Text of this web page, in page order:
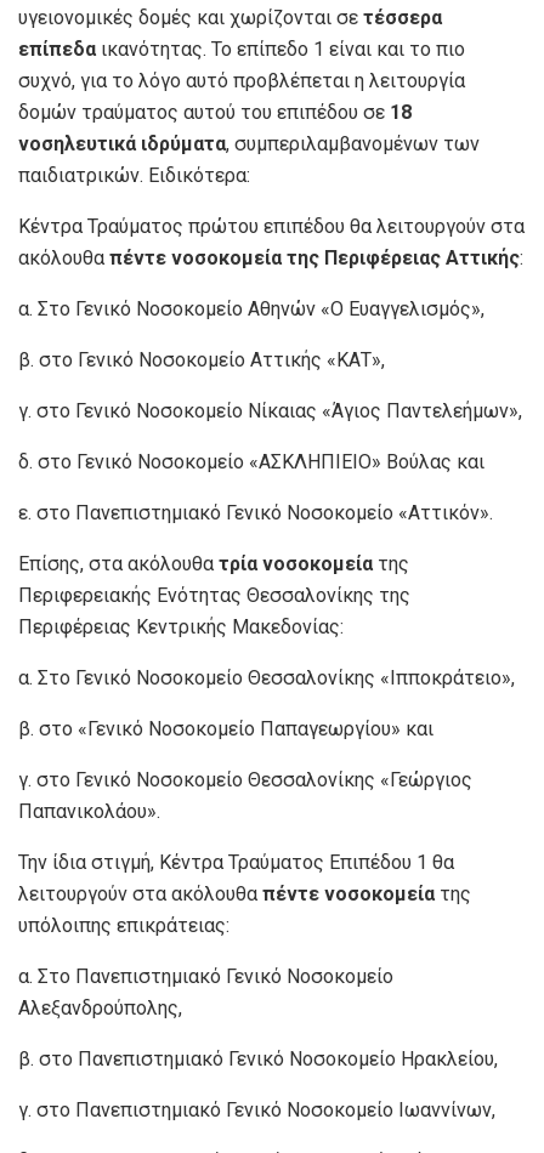
υγειονομικές δομές και χωρίζονται σε τέσσερα
επίπεδαικανότητας. Το επίπεδο 1 είναι και το πιο
συχνό, για το λόγο αυτό προβλέπεται η λειτουργία
δομών τραύματος αυτού του επιπέδου σε 18
νοσηλευτικά ιδρύματα, συμπεριλαμβανομένων των
παιδιατρικών. Ειδικότερα:
Κέντρα Τραύματος πρώτου επιπέδου θα λειτουργούν στα
ακόλουθα πέντε νοσοκομεία της Περιφέρειας Αττικής:
α. Στο Γενικό Νοσοκομείο Αθηνών «Ο Ευαγγελισμός»,
β. στο Γενικό Νοσοκομείο Αττικής «ΚΑΤ»,
γ. στο Γενικό Νοσοκομείο Νίκαιας «Άγιος Παντελεήμων»,
δ. στο Γενικό Νοσοκομείο «ΑΣΚΛΗΠΙΕΙΟ» Βούλας και
ε. στο Πανεπιστημιακό Γενικό Νοσοκομείο «Αττικόν».
Επίσης, στα ακόλουθα τρία νοσοκομείατης
Περιφερειακής Ενότητας Θεσσαλονίκης της
Περιφέρειας Κεντρικής Μακεδονίας:
α. Στο Γενικό Νοσοκομείο Θεσσαλονίκης «Ιπποκράτειο»,
β. στο «Γενικό Νοσοκομείο Παπαγεωργίου» και
γ. στο Γενικό Νοσοκομείο Θεσσαλονίκης «Γεώργιος
Παπανικολάου».
Την ίδια στιγμή, Κέντρα Τραύματος Επιπέδου 1 θα
λειτουργούν στα ακόλουθα πέντε νοσοκομείατης
υπόλοιπης επικράτειας:
α. Στο Πανεπιστημιακό Γενικό Νοσοκομείο
Αλεξανδρούπολης,
β. στο Πανεπιστημιακό Γενικό Νοσοκομείο Ηρακλείου,
γ. στο Πανεπιστημιακό Γενικό Νοσοκομείο Ιωαννίνων,